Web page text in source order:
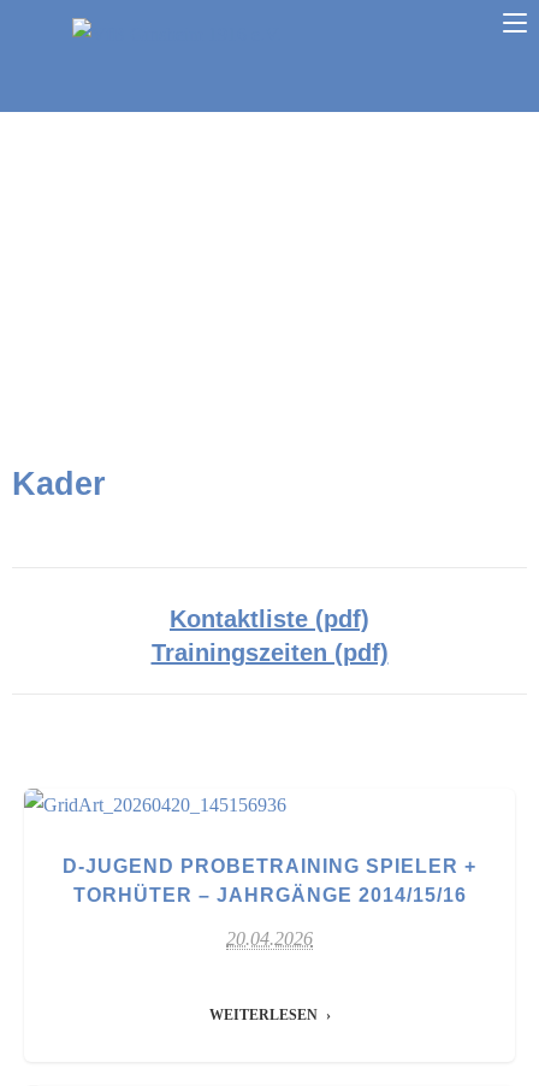
Kader
Kontaktliste (pdf)
Trainingszeiten (pdf)
D-JUGEND PROBETRAINING SPIELER +
TORHÜTER – JAHRGÄNGE 2014/15/16
20.04.2026
WEITERLESEN